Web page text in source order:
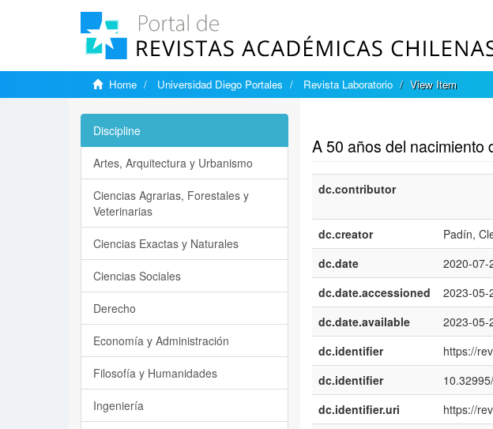
Home Universidad Diego Portales Revista Laboratorio View Item
A 50 años del nacimiento
dc.contributor
dc.creator
Padín,
dc.date
2020-07-
dc.date.accessioned
2023-05-
dc.date.available
2023-05-
dc.identifier
https://
dc.identifier
dc.identifier.uri
https://
Discipline
Artes, Arquitectura y Urbanismo
Ciencias Agrarias, Forestales y
Veterinarias
Ciencias Exactas y Naturales
Ciencias Sociales
Derecho
Economía y Administración
Filosofía y Humanidades
Ingeniería